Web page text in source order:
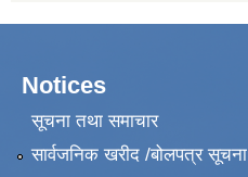
Notices
सूचना तथा समाचार
सार्वजनिक खरीद /बोलपत्र सूचना